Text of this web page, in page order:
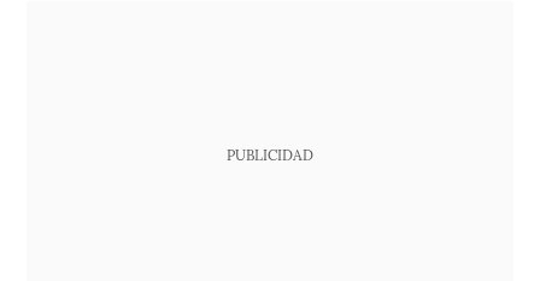
PUBLICIDAD